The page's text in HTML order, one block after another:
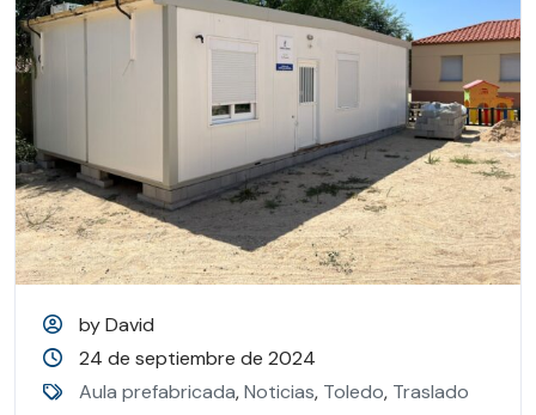
by David
24 de septiembre de 2024
Aula prefabricada,Noticias, Toledo, Traslado